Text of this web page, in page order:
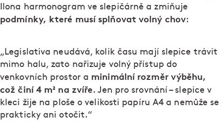
Ilona harmonogram ve slepičárně a zmiňuje
podmínky, které musí splňovat volný chov:
„Legislativa neudává, kolik času mají slepice trávit
mimo halu, zato nařizuje volný přístup do
venkovních prostor a minimální rozměr výběhu,
což činí 4 m² na zvíře. Jen pro srovnání – slepice v
kleci žije na ploše o velikosti papíru A4 a nemůže se
prakticky ani otočit.“